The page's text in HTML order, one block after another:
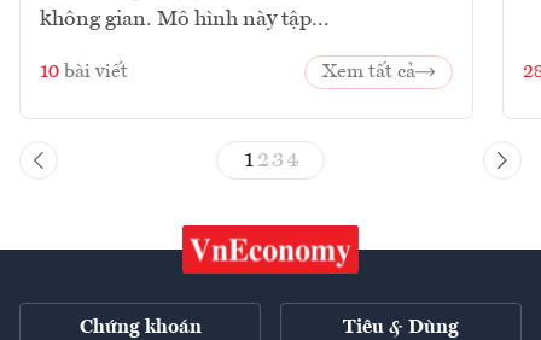
không gian. Mô hình này tập...
10 bài viết Xem tất cả
1 23 4
Chứng khoán Tiêu & Dùng